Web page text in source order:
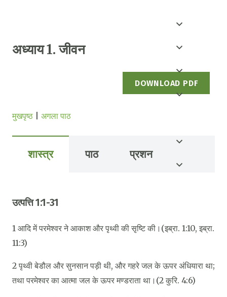
अध्याय 1. जीवन
DOWNLOAD PDF
मुखपृष्ठ अगला पाठ
शास्त्र पाठ प्रशन
उत्पत्ति 1:1-31
1 आदि में परमेश्‍वर ने आकाश और पृथ्वी की सृष्टि की।(इब्रा. 1:10, इब्रा.
11:3)
2 पृथ्वी बेडौल और सुनसान पड़ी थी, और गहरे जल के ऊपर अंधियारा था;
तथा परमेश्‍वर का आत्मा जल के ऊपर मण्डराता था।(2 कुरि. 4:6)